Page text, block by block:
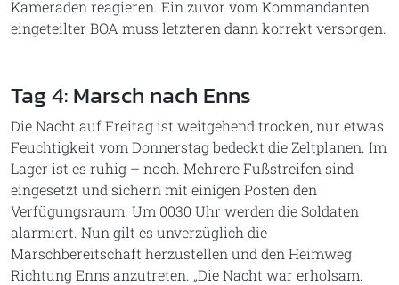
Kameraden reagieren. Ein zuvor vom Kommandanten
eingeteilter BOA muss letzteren dann korrekt versorgen.
Tag 4: Marsch nach Enns
Die Nacht auf Freitag ist weitgehend trocken, nur etwas
Feuchtigkeit vom Donnerstag bedeckt die Zeltplanen. Im
Lager ist es ruhig – noch. Mehrere Fußstreifen sind
eingesetzt und sichern mit einigen Posten den
Verfügungsraum. Um 0030 Uhr werden die Soldaten
alarmiert. Nun gilt es unverzüglich die
Marschbereitschaft herzustellen und den Heimweg
Richtung Enns anzutreten. „Die Nacht war erholsam.